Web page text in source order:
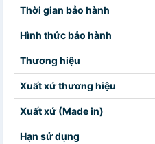
Thời gian bảo hành
Hình thức bảo hành
Thương hiệu
Xuất xứ thương hiệu
Xuất xứ (Made in)
Hạn sử dụng